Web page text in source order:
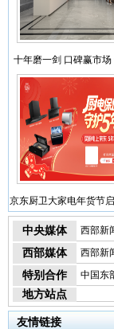
十年磨一剑 口碑赢市
京东厨卫大家电年货节
中央媒体 西部新
西部媒体 西部新
特别合作 中国东
地方站点
友情链接